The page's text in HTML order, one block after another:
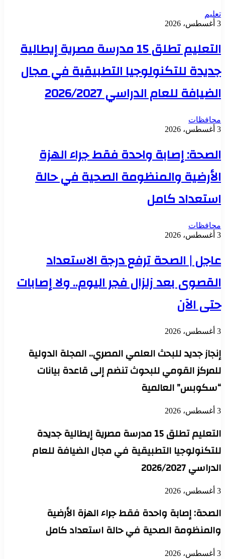
تعليم
3 أغسطس، 2026
التعليم تطلق 15 مدرسة مصرية إيطالية
جديدة للتكنولوجيا التطبيقية في مجال
الضيافة للعام الدراسي 2026/2027
محافظات
3 أغسطس، 2026
الصحة: إصابة واحدة فقط جراء الهزة
الأرضية والمنظومة الصحية في حالة
استعداد كامل
محافظات
3 أغسطس، 2026
عاجل | الصحة ترفع درجة الاستعداد
القصوى بعد زلزال فجر اليوم.. ولا إصابات
حتى الآن
3 أغسطس، 2026
إنجاز جديد للبحث العلمي المصري.. المجلة الدولية
للمركز القومي للبحوث تنضم إلى قاعدة بيانات
“سكوبس” العالمية
3 أغسطس، 2026
التعليم تطلق 15 مدرسة مصرية إيطالية جديدة
للتكنولوجيا التطبيقية في مجال الضيافة للعام
الدراسي 2026/2027
3 أغسطس، 2026
الصحة: إصابة واحدة فقط جراء الهزة الأرضية
والمنظومة الصحية في حالة استعداد كامل
3 أغسطس، 2026